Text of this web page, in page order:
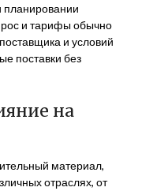
планировании
и тарифы обычно
и условий
поставки без
на
материал,
отраслях, от